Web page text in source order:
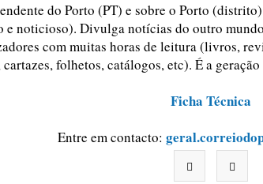
do Porto (PT) e sobre o Porto
e noticioso). Divulga notícias do outro
com muitas horas de leitura (livros,
cartazes, folhetos, catálogos, etc). É a
Ficha Técnica
Entre em contacto: